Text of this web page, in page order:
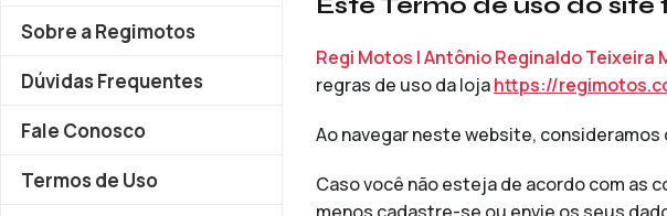
Sobre a Regimotos
Dúvidas Frequentes
Fale Conosco
Termos de Uso
Regi Motos | Antônio Reginaldo Teixeira
regras de uso da lojahttps://
Ao navegar neste website,
Caso você não esteja de acordo com as